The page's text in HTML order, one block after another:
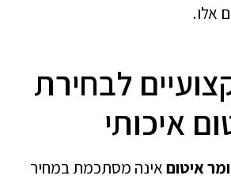
אלו.
לבחירת
איכותי
איטוםאינה מסתכמת במחיר